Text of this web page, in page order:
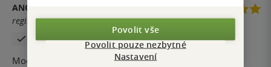
ANONYM
registrovaný uživatel
Zakoupil produkt
Moc hezké pokračování ságy a těším se na další díl
Povolit vše
Povolit pouze nezbytné
Nastavení